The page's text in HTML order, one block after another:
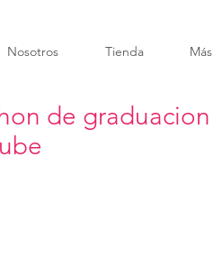
Nosotros Tienda Más
de graduacion